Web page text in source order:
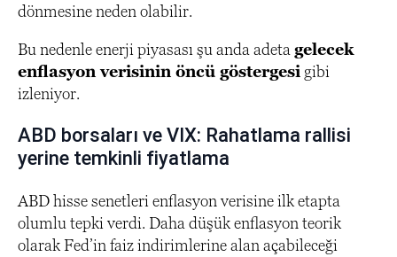
dönmesine neden olabilir.
Bu nedenle enerji piyasası şu anda adetagelecek
enflasyon verisinin öncü göstergesi gibi
izleniyor.
ABD borsaları ve VIX: Rahatlama rallisi
yerine temkinli fiyatlama
ABD hisse senetleri enflasyon verisine ilk etapta
olumlu tepki verdi. Daha düşük enflasyon teorik
olarak Fed’in faiz indirimlerine alan açabileceği